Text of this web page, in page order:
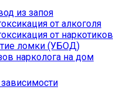
из запоя
от алкоголя
от наркотиков
ломки (УБОД)
нарколога на дом